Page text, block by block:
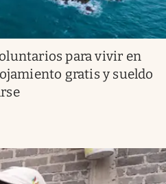
para vivir en
gratis y sueldo